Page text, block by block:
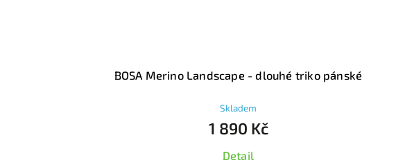
Merino Landscape - dlouhé triko pánské